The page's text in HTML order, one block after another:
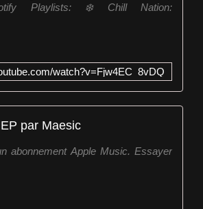
Spotify Playlists: ❄️ Chill Nation:
watch?v=Fjw4EC_8vDQ
par Maesic
abonnement Apple Music. Essayer